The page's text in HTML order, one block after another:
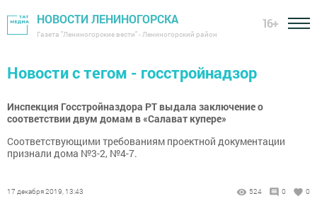
НОВОСТИ ЛЕНИНОГОРСКА
Газета "Лениногорские вести" - Лениногорский район
16+
Новости с тегом - госстройнадзор
Инспекция Госстройназдора РТ выдала заключение о
соответствии двум домам в «Салават купере»
Соответствующими требованиям проектной документации
признали дома №3-2, №4-7.
17 декабря 2019, 13:43 524 0 0